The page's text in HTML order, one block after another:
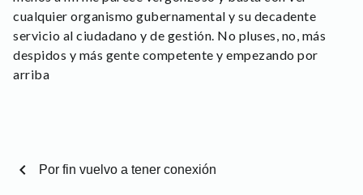
cualquier organismo gubernamental y su decadente
servicio al ciudadano y de gestión. No pluses, no, más
despidos y más gente competente y empezando por
arriba
chevron_left Por fin vuelvo a tener conexión